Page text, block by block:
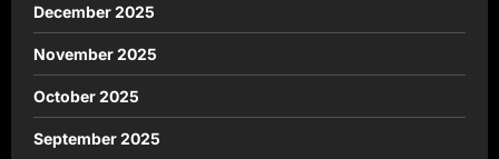
December 2025
November 2025
October 2025
September 2025